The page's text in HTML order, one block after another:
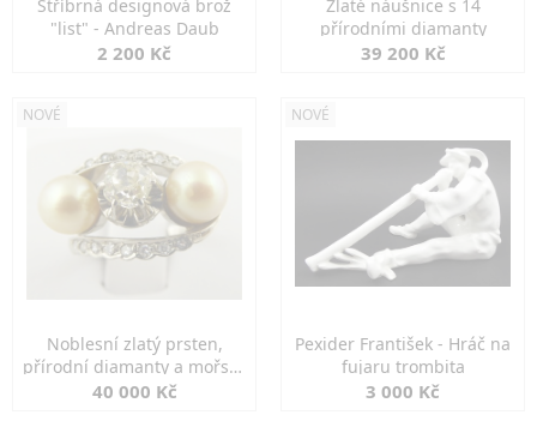
Stříbrná designová brož
"list" - Andreas Daub
2 200 Kč
Zlaté náušnice s 14
přírodními diamanty
39 200 Kč
NOVÉ
Noblesní zlatý prsten,
přírodní diamanty a mořské
perly
40 000 Kč
NOVÉ
Pexider František - Hráč na
fujaru trombita
3 000 Kč